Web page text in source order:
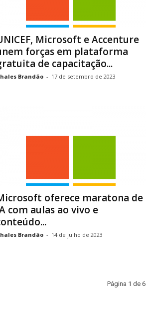
Microsoft e Accenture
forças em plataforma
de capacitação...
Brandão - 17 de setembro de 2023
oferece maratona de
com aulas ao vivo e
Brandão - 14 de julho de 2023
Página 1 de 6